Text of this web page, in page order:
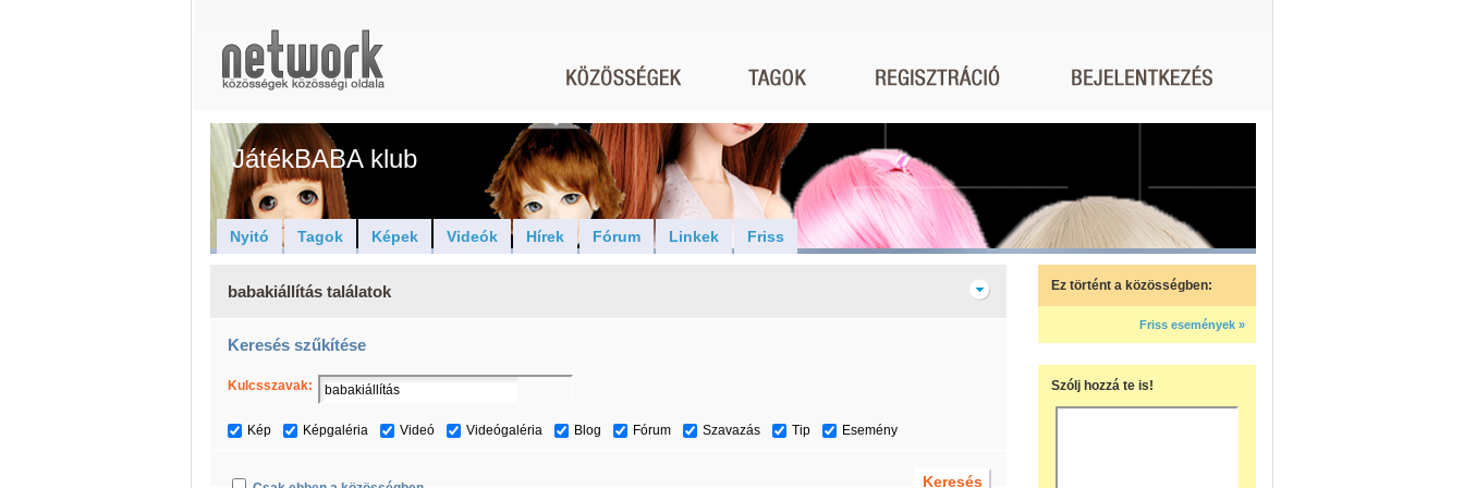
JátékBABA klub
Nyitó Tagok Képek Videók Hírek Fórum Linkek Friss
babakiállítás találatok
Keresés szűkítése
Kulcsszavak:
Kép Képgaléria Videó Videógaléria Blog Fórum Szavazás Tip Esemény
Ez történt a közösségben:
Friss események »
Szólj hozzá te is!